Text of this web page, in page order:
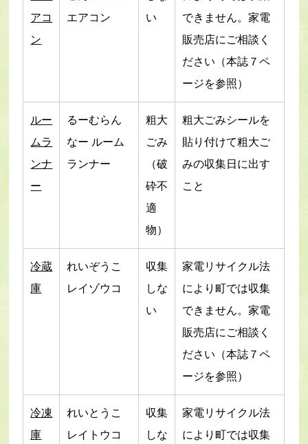
アコ
ン
エアコン
い
できません。家電
販売店にご相談く
ださい（本誌７ペ
ージを参照）
ルー
ムラ
ンナ
ー
るーむらん
なー ルーム
ランナー
粗大
ごみ
（破
砕不
適
物）
粗大ごみシールを
貼り付けて粗大ご
みの収集日に出す
こと
冷蔵
庫
れいぞうこ
レイゾウコ
収集
しな
い
家電リサイクル法
により町では収集
できません。家電
販売店にご相談く
ださい（本誌７ペ
ージを参照）
冷凍
庫
れいとうこ
レイトウコ
収集
しな
家電リサイクル法
により町では収集